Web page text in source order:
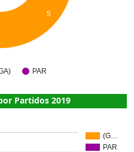
PAR
5
Partidos 2019
(G…
PAR